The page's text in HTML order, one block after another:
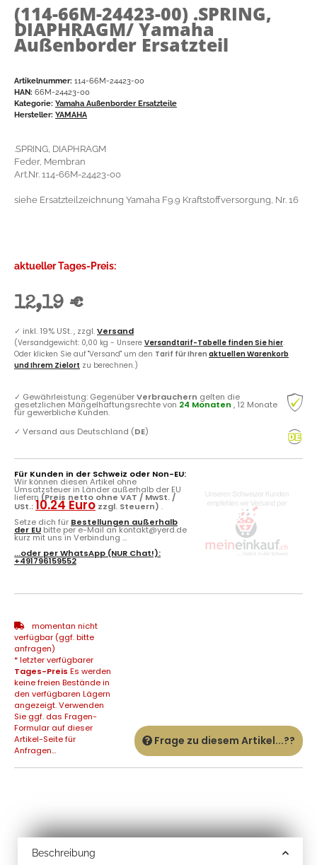
(114-66M-24423-00) .SPRING,
DIAPHRAGM/ Yamaha
Außenborder Ersatzteil
Artikelnummer: 114-66M-24423-00
HAN: 66M-24423-00
Kategorie: Yamaha Außenborder Ersatzteile
Hersteller: YAMAHA
.SPRING, DIAPHRAGM
Feder, Membran
Art.Nr. 114-66M-24423-00
siehe Ersatzteilzeichnung Yamaha F9.9 Kraftstoffversorgung, Nr. 16
aktueller Tages-Preis:
12,19 €
✓ inkl. 19% USt. , zzgl.Versand
(Versandgewicht: 0,00 kg - Unsere Versandtarif-Tabelle finden Sie hier.
Oder klicken Sie auf "Versand" um den Tarif für Ihren aktuellen Warenkorb
und Ihrem Zielort zu berechnen.)
✓ Gewährleistung: GegenüberVerbrauchern gelten die
gesetzlichen Mängelhaftungsrechte von 24 Monaten , 12 Monate
für gewerbliche Kunden.
✓ Versand aus Deutschland (DE)
Für Kunden in der Schweiz oder Non-EU:
Wir können diesen Artikel ohne
Umsatzsteuer in Länder außerhalb der EU
liefern (Preis netto ohne VAT / MwSt. /
USt.:10.24 Euro zzgl. Steuern) .
Setze dich für Bestellungen außerhalb
der EU bitte per e-Mail an kontakt@yerd.de
kurz mit uns in Verbindung ...
...oder perWhatsApp (NUR Chat!):
+491796159552
momentan nicht
verfügbar (ggf. bitte
anfragen)
* letzter verfügbarer
Tages-Preis Es werden
keine freien Bestände in
den verfügbaren Lägern
angezeigt. Verwenden
Sie ggf. das Fragen-
Formular auf dieser
Artikel-Seite für
Anfragen...
Frage zu diesem Artikel...??
Beschreibung